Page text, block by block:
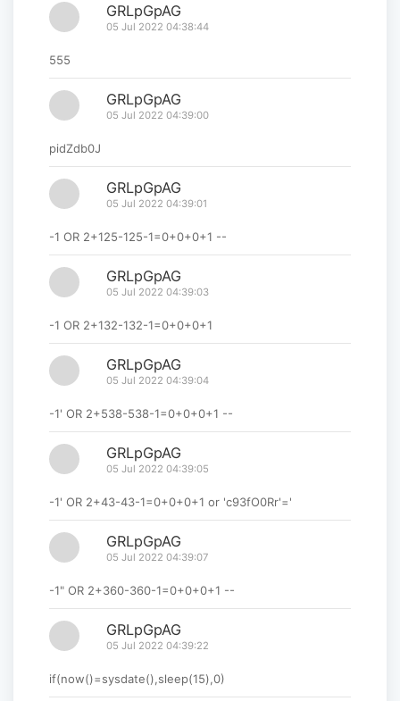
GRLpGpAG
05 Jul 2022 04:38:44
555
GRLpGpAG
05 Jul 2022 04:39:00
pidZdb0J
GRLpGpAG
05 Jul 2022 04:39:01
-1 OR 2+125-125-1=0+0+0+1 --
GRLpGpAG
05 Jul 2022 04:39:03
-1 OR 2+132-132-1=0+0+0+1
GRLpGpAG
05 Jul 2022 04:39:04
-1' OR 2+538-538-1=0+0+0+1 --
GRLpGpAG
05 Jul 2022 04:39:05
-1' OR 2+43-43-1=0+0+0+1 or 'c93fO0Rr'='
GRLpGpAG
05 Jul 2022 04:39:07
-1" OR 2+360-360-1=0+0+0+1 --
GRLpGpAG
05 Jul 2022 04:39:22
if(now()=sysdate(),sleep(15),0)